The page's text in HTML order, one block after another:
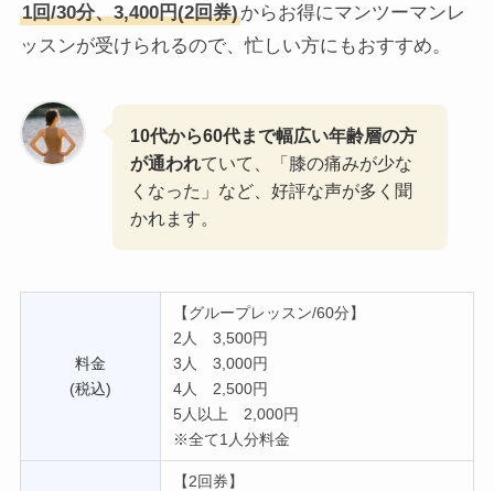
1回/30分、3,400円(2回券)からお得にマンツーマンレ
ッスンが受けられるので、忙しい方にもおすすめ。
10代から60代まで幅広い年齢層の方
が通われていて、「膝の痛みが少な
くなった」など、好評な声が多く聞
かれます。
料金
(税込)
【グループレッスン/60分】
2人 3,500円
3人 3,000円
4人 2,500円
5人以上 2,000円
※全て1人分料金
【2回券】